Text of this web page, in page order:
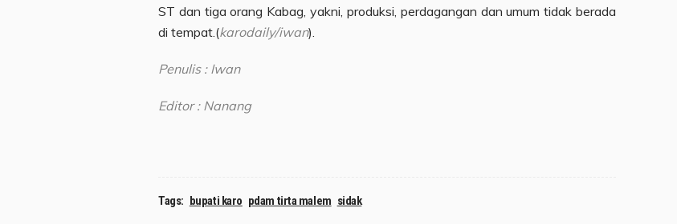
ST dan tiga orang Kabag, yakni, produksi, perdagangan dan umum tidak berada
di tempat.(karodaily/iwan).
Penulis : Iwan
Editor : Nanang
Tags: bupati karo pdam tirta malem sidak